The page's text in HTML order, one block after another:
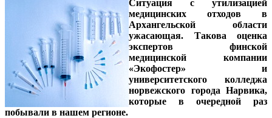
Ситуация с утилизацией
медицинских отходов в
Архангельской области
ужасающая. Такова оценка
экспертов финской
медицинской компании
«Экофостер» и
университетского колледжа
норвежского города Нарвика,
которые в очередной раз
побывали в нашем регионе.